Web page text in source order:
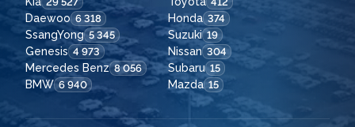
Daewoo 6 318 Honda 374
SsangYong 5 345 Suzuki 19
Genesis 4 973 Nissan 304
Mercedes Benz 8 056 Subaru 15
BMW 6 940 Mazda 15